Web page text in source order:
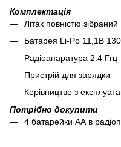
Комплектація
Літак повністю зібраний
Батарея Li-Po 11,1В
Радіоапаратура 2.4 Ггц
Пристрій для зарядки
Керівництво з
Потрібно докупити
4 батарейки АА в